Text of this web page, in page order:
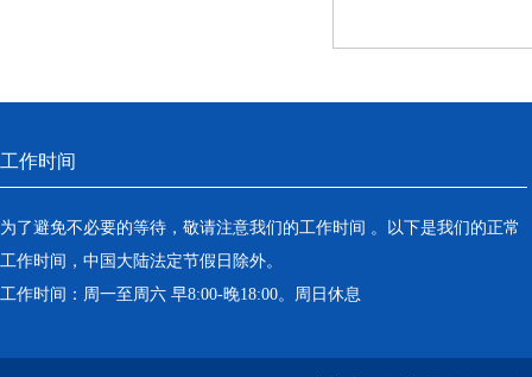
工作时间
为了避免不必要的等待，敬请注意我们的工作时间 。以下是我们的正常
工作时间，中国大陆法定节假日除外。
工作时间：周一至周六 早8:00-晚18:00。周日休息